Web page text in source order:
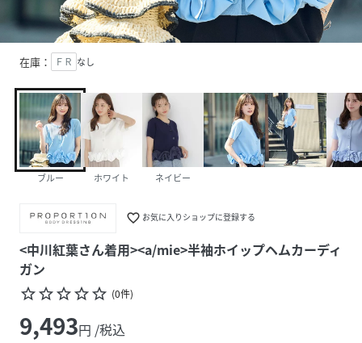
在庫： ＦＲ なし
ブルー ホワイト ネイビー
favorite_border お気に入りショップに登録する
<中川紅葉さん着用><a/mie>半袖ホイップヘムカーディ
ガン
star_borderstar_borderstar_borderstar_borderstar_border (0件)
9,493円 /税込